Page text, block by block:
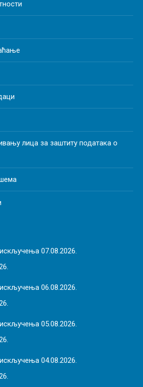
лица за заштиту података о
07.08.2026.
06.08.2026.
05.08.2026.
04.08.2026.